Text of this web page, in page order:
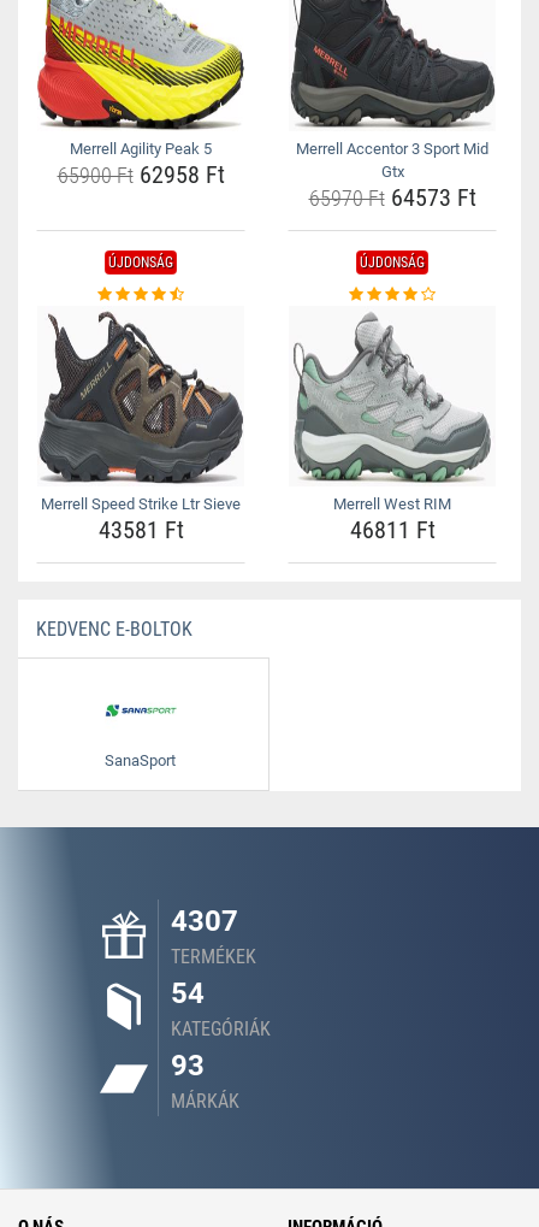
Merrell Agility Peak 5
65900 Ft62958 Ft
Merrell Accentor 3 Sport Mid
Gtx
65970 Ft64573 Ft
ÚJDONSÁG
Merrell Speed Strike Ltr Sieve
43581 Ft
ÚJDONSÁG
Merrell West RIM
46811 Ft
KEDVENC E-BOLTOK
SanaSport
4307
TERMÉKEK
54
KATEGÓRIÁK
93
MÁRKÁK